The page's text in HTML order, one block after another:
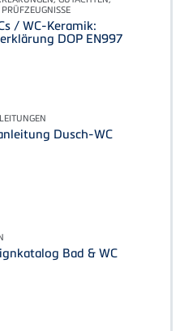
/ WC-Keramik:
DOP EN997
Dusch-WC
Bad & WC